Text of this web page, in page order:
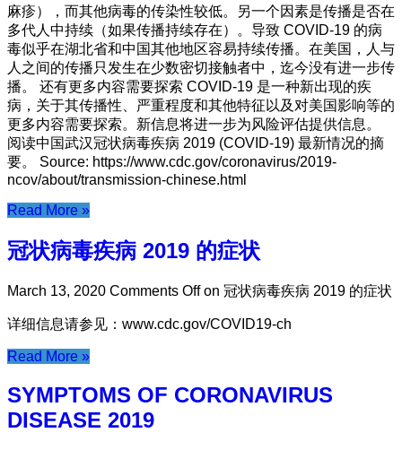
麻疹），而其他病毒的传染性较低。另一个因素是传播是否在
多代人中持续（如果传播持续存在）。导致 COVID-19 的病
毒似乎在湖北省和中国其他地区容易持续传播。在美国，人与
人之间的传播只发生在少数密切接触者中，迄今没有进一步传
播。 还有更多内容需要探索 COVID-19 是一种新出现的疾
病，关于其传播性、严重程度和其他特征以及对美国影响等的
更多内容需要探索。新信息将进一步为风险评估提供信息。
阅读中国武汉冠状病毒疾病 2019 (COVID-19) 最新情况的摘
要。 Source: https://www.cdc.gov/coronavirus/2019-
ncov/about/transmission-chinese.html
Read More »
冠状病毒疾病 2019 的症状
March 13, 2020 Comments Offon 冠状病毒疾病 2019 的症状
详细信息请参见：www.cdc.gov/COVID19-ch
Read More »
SYMPTOMS OF CORONAVIRUS
DISEASE 2019